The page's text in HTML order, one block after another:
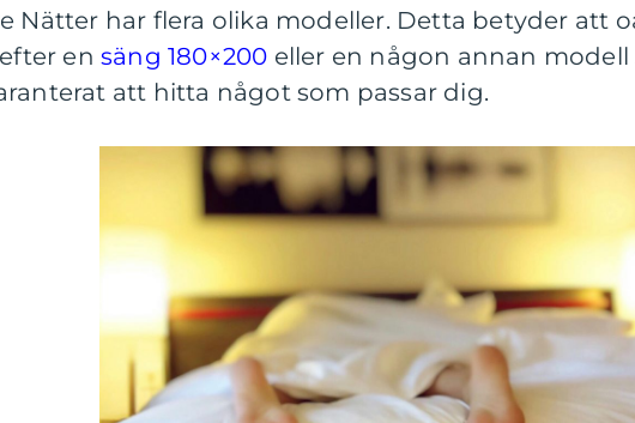
Nätter har flera olika modeller. Detta betyder att
en säng 180×200 eller en någon annan
att hitta något som passar dig.